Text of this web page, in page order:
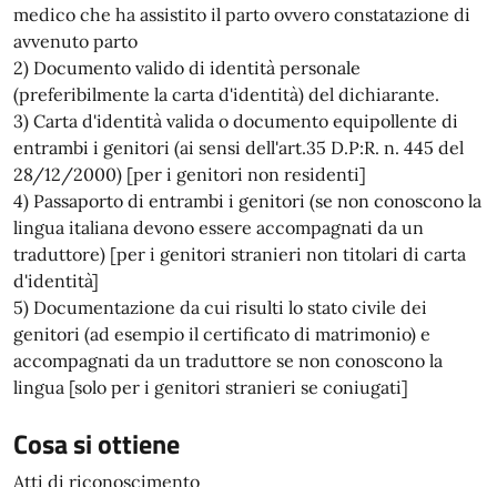
medico che ha assistito il parto ovvero constatazione di
avvenuto parto
2) Documento valido di identità personale
(preferibilmente la carta d'identità) del dichiarante.
3) Carta d'identità valida o documento equipollente di
entrambi i genitori (ai sensi dell'art.35 D.P:R. n. 445 del
28/12/2000) [per i genitori non residenti]
4) Passaporto di entrambi i genitori (se non conoscono la
lingua italiana devono essere accompagnati da un
traduttore) [per i genitori stranieri non titolari di carta
d'identità]
5) Documentazione da cui risulti lo stato civile dei
genitori (ad esempio il certificato di matrimonio) e
accompagnati da un traduttore se non conoscono la
lingua [solo per i genitori stranieri se coniugati]
Cosa si ottiene
Atti di riconoscimento